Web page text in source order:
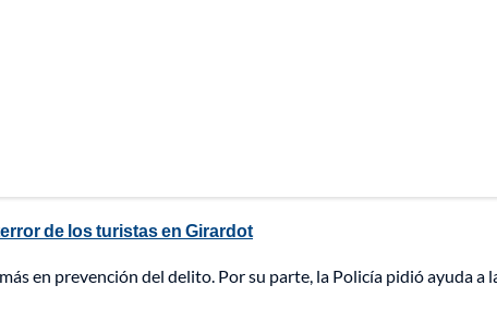
de los turistas en Girardot
en prevención del delito. Por su parte, la Policía pidió ayuda a